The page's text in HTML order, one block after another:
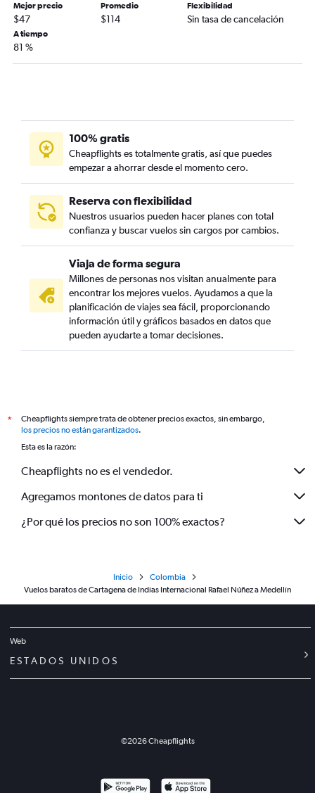
Mejor precio
$47
Promedio
$114
Flexibilidad
Sin tasa de cancelación
A tiempo
81 %
100% gratis
Cheapflights es totalmente gratis, así que puedes
empezar a ahorrar desde el momento cero.
Reserva con flexibilidad
Nuestros usuarios pueden hacer planes con total
confianza y buscar vuelos sin cargos por cambios.
Viaja de forma segura
Millones de personas nos visitan anualmente para
encontrar los mejores vuelos. Ayudamos a que la
planificación de viajes sea fácil, proporcionando
información útil y gráficos basados en datos que
pueden ayudarte a tomar decisiones.
*
Cheapflights siempre trata de obtener precios exactos, sin embargo,
los precios no están garantizados.
Esta es la razón:
Cheapflights no es el vendedor.
Agregamos montones de datos para ti
¿Por qué los precios no son 100% exactos?
Inicio
Colombia
Vuelos baratos de Cartagena de Indias Internacional Rafael Núñez a Medellín
Web
ESTADOS UNIDOS
©2026Cheapflights